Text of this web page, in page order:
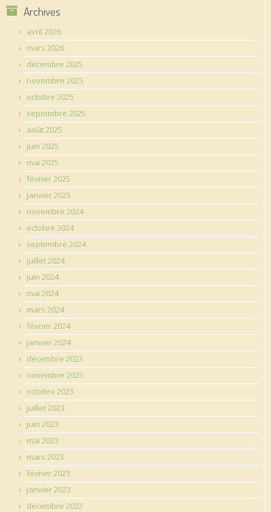
Archives
avril 2026
mars 2026
décembre 2025
novembre 2025
octobre 2025
septembre 2025
août 2025
juin 2025
mai 2025
février 2025
janvier 2025
novembre 2024
octobre 2024
septembre 2024
juillet 2024
juin 2024
mai 2024
mars 2024
février 2024
janvier 2024
décembre 2023
novembre 2023
octobre 2023
juillet 2023
juin 2023
mai 2023
mars 2023
février 2023
janvier 2023
décembre 2022